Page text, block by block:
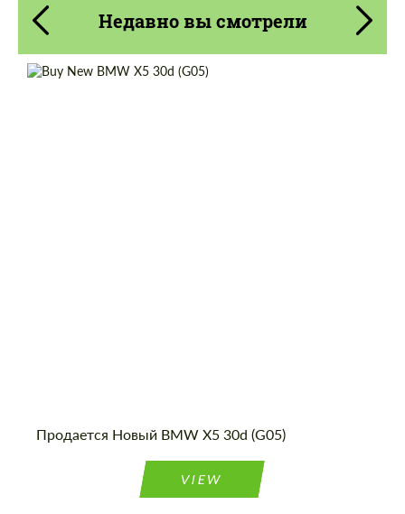
Недавно вы смотрели
Продается Новый BMW X5 30d (G05)
VIEW
Cогласиться на обработку